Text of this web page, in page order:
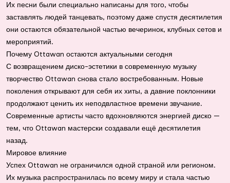
Их песни были специально написаны для того, чтобы
заставлять людей танцевать, поэтому даже спустя десятилетия
они остаются обязательной частью вечеринок, клубных сетов и
мероприятий.
Почему Ottawan остаются актуальными сегодня
С возвращением диско-эстетики в современную музыку
творчество Ottawan снова стало востребованным. Новые
поколения открывают для себя их хиты, а давние поклонники
продолжают ценить их неподвластное времени звучание.
Современные артисты часто вдохновляются энергией диско —
тем, что Ottawan мастерски создавали ещё десятилетия
назад.
Мировое влияние
Успех Ottawan не ограничился одной страной или регионом.
Их музыка распространилась по всему миру и стала частью